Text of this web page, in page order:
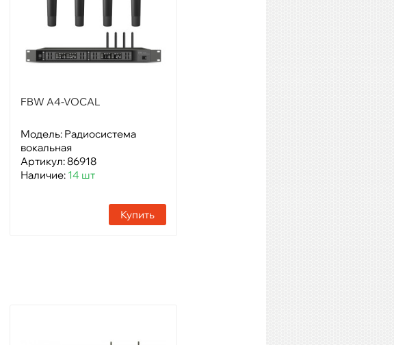
FBW A4-VOCAL
Модель: Радиосистема
вокальная
Артикул: 86918
Наличие: 14 шт
Купить